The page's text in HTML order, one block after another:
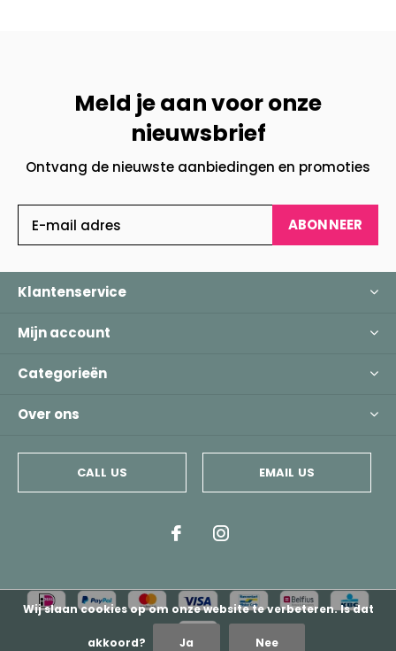
Meld je aan voor onze
nieuwsbrief
Ontvang de nieuwste aanbiedingen en promoties
ABONNEER
Klantenservice
Mijn account
Categorieën
Over ons
CALL US EMAIL US
Wij slaan cookies op om onze website te verbeteren. Is dat
akkoord? Ja Nee